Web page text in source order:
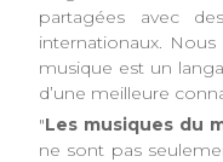
partagées avec
internationaux.
musique est un
d’une meilleure
"Les musiques du
ne sont pas